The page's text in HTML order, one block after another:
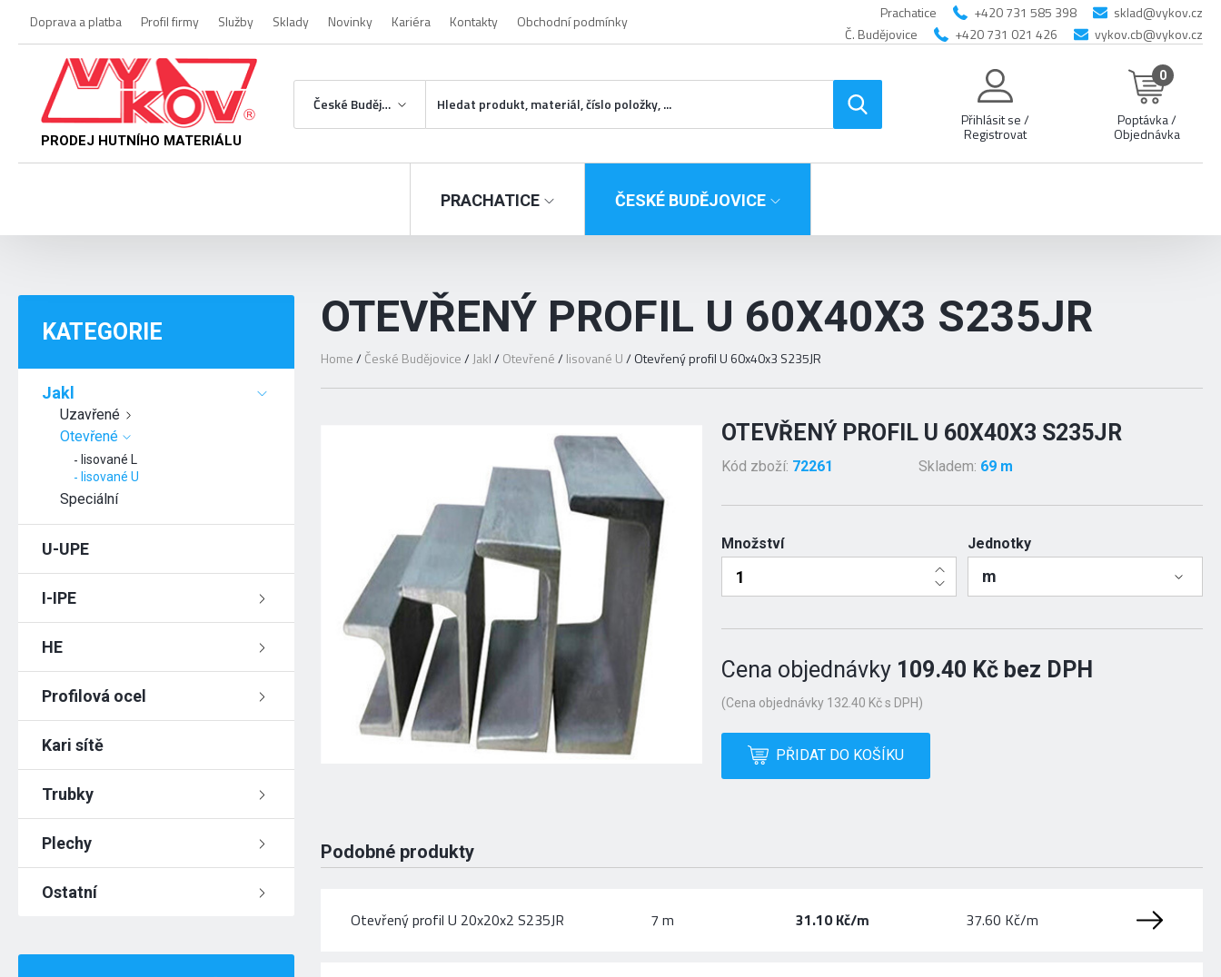
Doprava a platba Profil firmy Služby Sklady Novinky Kariéra Kontakty Obchodní podmínky Prachatice +420 731 585 398
sklad@vykov.cz
Č. Budějovice
+420 731 021 426 vykov.cb@vykov.cz
PRODEJ HUTNÍHO MATERIÁLU
České Budějovice
Přihlásit se /
Registrovat
0
Poptávka /
Objednávka
PRACHATICE ČESKÉ BUDĚJOVICE
KATEGORIE
Jakl
Uzavřené
Otevřené
lisované L
lisované U
Speciální
U-UPE
I-IPE
HE
Profilová ocel
Kari sítě
Trubky
Plechy
Ostatní
OTEVŘENÝ PROFIL U 60X40X3 S235JR
Home/ České Budějovice/ Jakl/ Otevřené/ lisované U/ Otevřený profil U 60x40x3 S235JR
OTEVŘENÝ PROFIL U 60X40X3 S235JR
Kód zboží: 72261 Skladem: 69 m
Množství Jednotky
m
Cena objednávky 109.40 Kč bez DPH
(Cena objednávky 132.40 Kč s DPH)
PŘIDAT DO KOŠÍKU
Podobné produkty
Otevřený profil U 20x20x2 S235JR 7 m 31.10 Kč/m 37.60 Kč/m